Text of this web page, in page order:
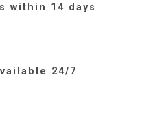
within 14 days
24/7